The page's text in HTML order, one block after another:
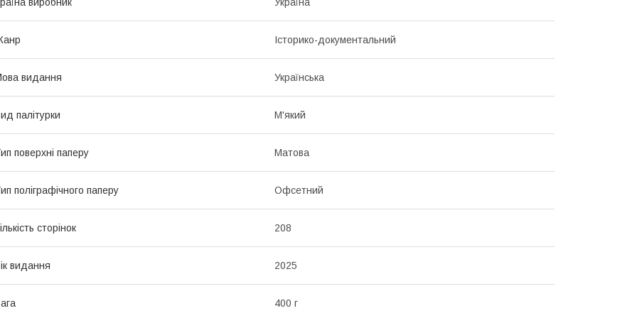
виробник Україна
Історико-документальний
видання Українська
палітурки М'який
поверхні паперу Матова
поліграфічного паперу Офсетний
сторінок 208
видання 2025
400 г